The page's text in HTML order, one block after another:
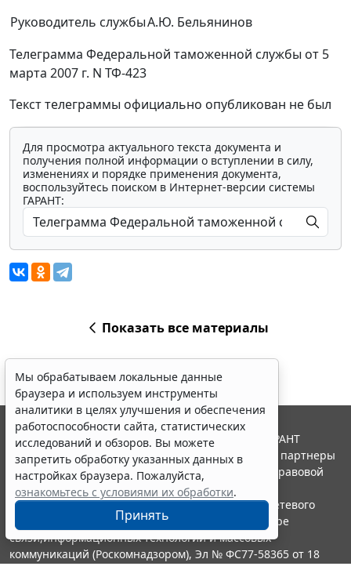
Руководитель службыА.Ю. Бельянинов
Телеграмма Федеральной таможенной службы от 5
марта 2007 г. N ТФ-423
Текст телеграммы официально опубликован не был
Для просмотра актуального текста документа и
получения полной информации о вступлении в силу,
изменениях и порядке применения документа,
воспользуйтесь поиском в Интернет-версии системы
ГАРАНТ:
Показать все материалы
Мы обрабатываем локальные данные
браузера и используем инструменты
аналитики в целях улучшения и обеспечения
работоспособности сайта, статистических
исследований и обзоров. Вы можете
запретить обработку указанных данных в
настройках браузера. Пожалуйста,
ознакомьтесь с условиями их обработки.
Принять
© ООО "НПП "ГАРАНТ-СЕРВИС", 2026. Система ГАРАНТ
выпускается с 1990 года. Компания "Гарант" и ее партнеры
являются участниками Российской ассоциации правовой
информации ГАРАНТ.
Портал ГАРАНТ.РУ зарегистрирован в качестве сетевого
издания Федеральной службой по надзору в сфере
связи,информационных технологий и массовых
коммуникаций (Роскомнадзором), Эл № ФС77-58365 от 18